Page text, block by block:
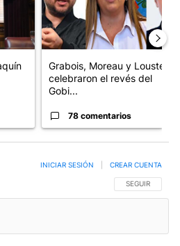
Grabois, Moreau y Lousteau
celebraron el revés del
Gobi...
78 comentarios
SIGA ESTA
SEGUIR
INICIAR SESIÓN CREAR CUENTA